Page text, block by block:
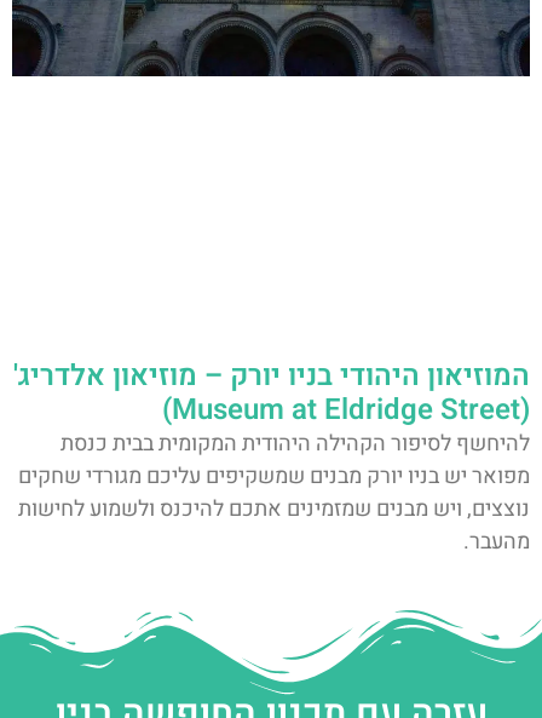
המוזיאון היהודי בניו יורק – מוזיאון אלדריג'
(Museum at Eldridge Street)
להיחשף לסיפור הקהילה היהודית המקומית בבית כנסת
מפואר יש בניו יורק מבנים שמשקיפים עליכם מגורדי שחקים
נוצצים, ויש מבנים שמזמינים אתכם להיכנס ולשמוע לחישות
מהעבר.